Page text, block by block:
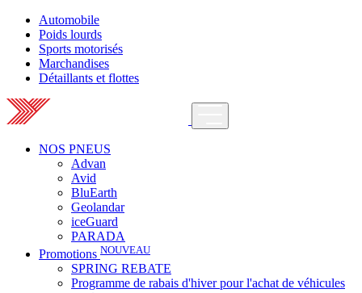
Automobile
Poids lourds
Sports motorisés
Marchandises
Détaillants et flottes
NOS PNEUS
Advan
Avid
BluEarth
Geolandar
iceGuard
PARADA
Promotions NOUVEAU
SPRING REBATE
Programme de rabais d'hiver pour l'achat de véhicules